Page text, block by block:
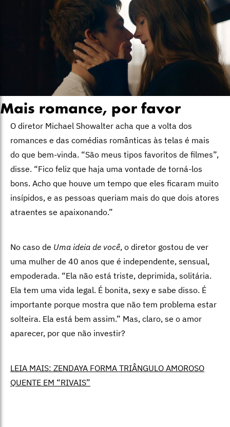
Mais romance, por favor
O diretor Michael Showalter acha que a volta dos
romances e das comédias românticas às telas é mais
do que bem-vinda. “São meus tipos favoritos de filmes”,
disse. “Fico feliz que haja uma vontade de torná-los
bons. Acho que houve um tempo que eles ficaram muito
insípidos, e as pessoas queriam mais do que dois atores
atraentes se apaixonando.”
No caso de Uma ideia de você, o diretor gostou de ver
uma mulher de 40 anos que é independente, sensual,
empoderada. “Ela não está triste, deprimida, solitária.
Ela tem uma vida legal. É bonita, sexy e sabe disso. É
importante porque mostra que não tem problema estar
solteira. Ela está bem assim.” Mas, claro, se o amor
aparecer, por que não investir?
LEIA MAIS: ZENDAYA FORMA TRIÂNGULO AMOROSO
QUENTE EM “RIVAIS”